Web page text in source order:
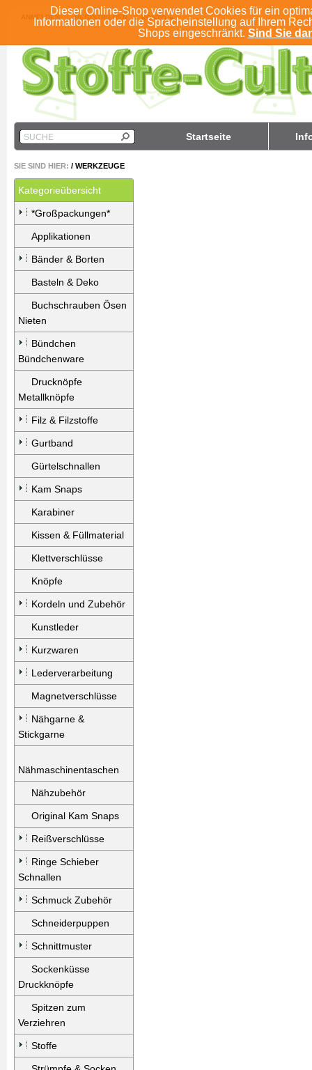
Dieser Online-Shop verwendet Cookies für ein
Informationen oder die Spracheinstellung auf Ihrem
Shops eingeschränkt. Sind Sie
ANMELDEN REGISTRIEREN KONTO
Startseite
SUCHE
SIE SIND HIER: / WERKZEUGE
Kategorieübersicht
*Großpackungen*
Applikationen
Bänder & Borten
Basteln & Deko
Buchschrauben Ösen
Nieten
Bündchen
Bündchenware
Drucknöpfe
Metallknöpfe
Filz & Filzstoffe
Gurtband
Gürtelschnallen
Kam Snaps
Karabiner
Kissen & Füllmaterial
Klettverschlüsse
Knöpfe
Kordeln und Zubehör
Kunstleder
Kurzwaren
Lederverarbeitung
Magnetverschlüsse
Nähgarne &
Stickgarne
Nähmaschinentaschen
Nähzubehör
Original Kam Snaps
Reißverschlüsse
Ringe Schieber
Schnallen
Schmuck Zubehör
Schneiderpuppen
Schnittmuster
Sockenküsse
Druckknöpfe
Spitzen zum
Verziehren
Stoffe